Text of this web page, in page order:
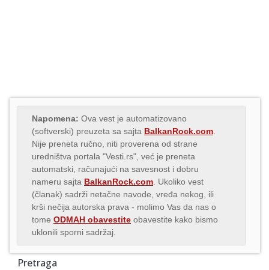
Napomena: Ova vest je automatizovano
(softverski) preuzeta sa sajta BalkanRock.com
Nije preneta ručno, niti proverena od strane
uredništva portala "Vesti.rs", već je preneta
automatski, računajući na savesnost i dobru
nameru sajta BalkanRock.com . Ukoliko vest
(članak) sadrži netačne navode, vređa nekog, ili
krši nečija autorska prava - molimo Vas da nas o
tome ODMAH obavestite obavestite kako bismo
uklonili sporni sadržaj.
Pretraga